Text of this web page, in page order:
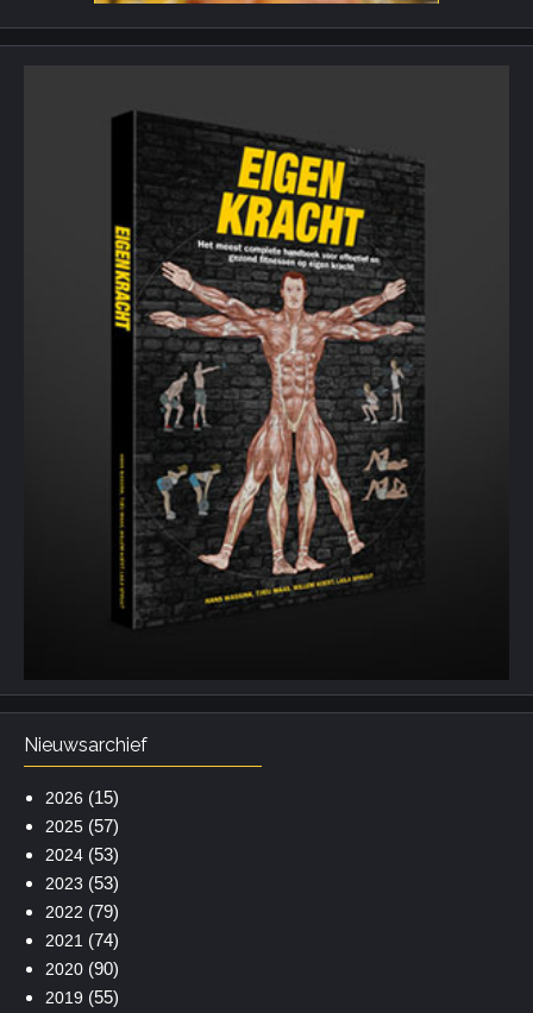
Nieuwsarchief
2026 (15)
2025(57)
2024(53)
2023 (53)
2022 (79)
2021 (74)
2020(90)
2019 (55)